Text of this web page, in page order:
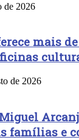
de 2026
mais
de 2026
famílias e